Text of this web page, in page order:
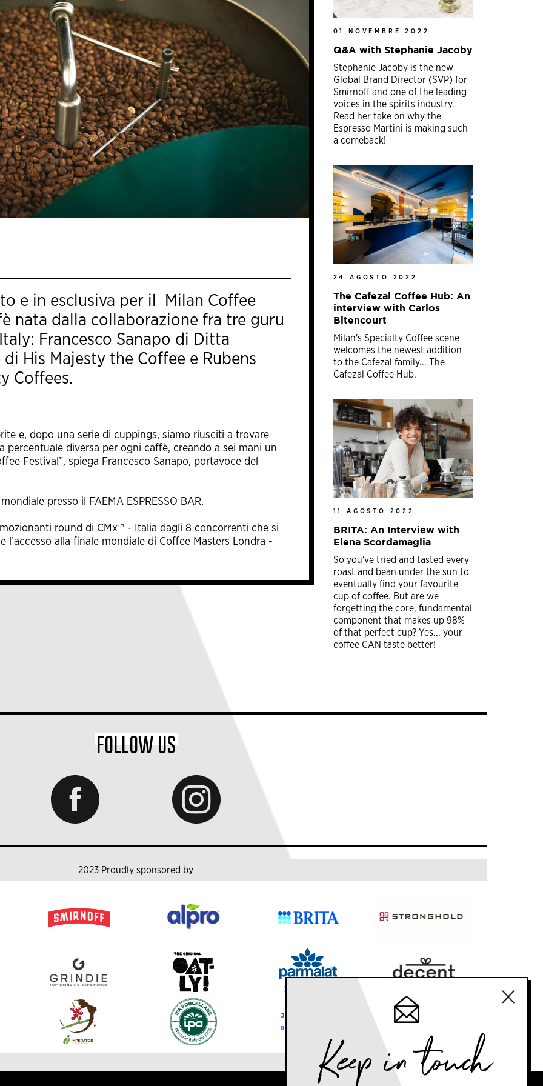
e in esclusiva per il Milan Coffee
nata dalla collaborazione fra tre guru
Francesco Sanapo di Ditta
di His Majesty the Coffee e Rubens
Coffees.
e, dopo una serie di cuppings, siamo riusciti a trovare
percentuale diversa per ogni caffè, creando a sei mani un
Festival”, spiega Francesco Sanapo, portavoce del
presso il FAEMA ESPRESSO BAR.
round di CMx™ - Ital ia dagli 8 concorrenti che si
alla finale mondiale di Coffee Masters Londra -
01 NOVEMBRE 2022
Q&A with Stephanie Jacoby
Stephanie Jacoby is the new
Global Brand Director (SVP) for
Smirnoff and one of the leading
voices in the spirits industry.
Read her take on why the
Espresso Martini is making such
a comeback!
24 AGOSTO 2022
The Cafezal Coffee Hub: An
interview with Carlos
Bitencourt
Milan's Specialty Coffee scene
welcomes the newest addition
to the Cafezal family... The
Cafezal Coffee Hub.
11 AGOSTO 2022
BRITA: An Interview with
Elena Scordamaglia
So you've tried and tasted every
roast and bean under the sun to
eventually find your favourite
cup of coffee. But are we
forgetting the core, fundamental
component that makes up 98%
of that perfect cup? Yes... your
coffee CAN taste better!
FOLLOW US
2023 Proudly sponsored by
Keep in touch